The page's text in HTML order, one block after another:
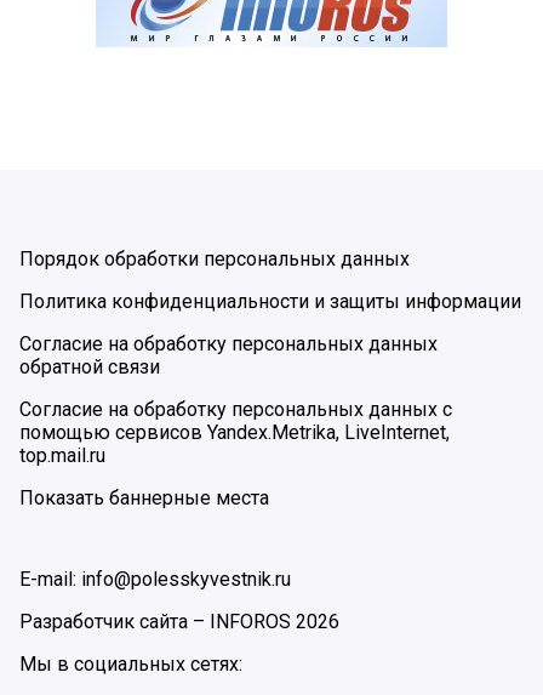
Порядок обработки персональных данных
Политика конфиденциальности и защиты информации
Согласие на обработку персональных данных
обратной связи
Согласие на обработку персональных данных с
помощью сервисов Yandex.Metrika, LiveInternet,
top.mail.ru
Показать баннерные места
E-mail: info@polesskyvestnik.ru
Разработчик сайта – INFOROS 2026
Мы в социальных сетях: